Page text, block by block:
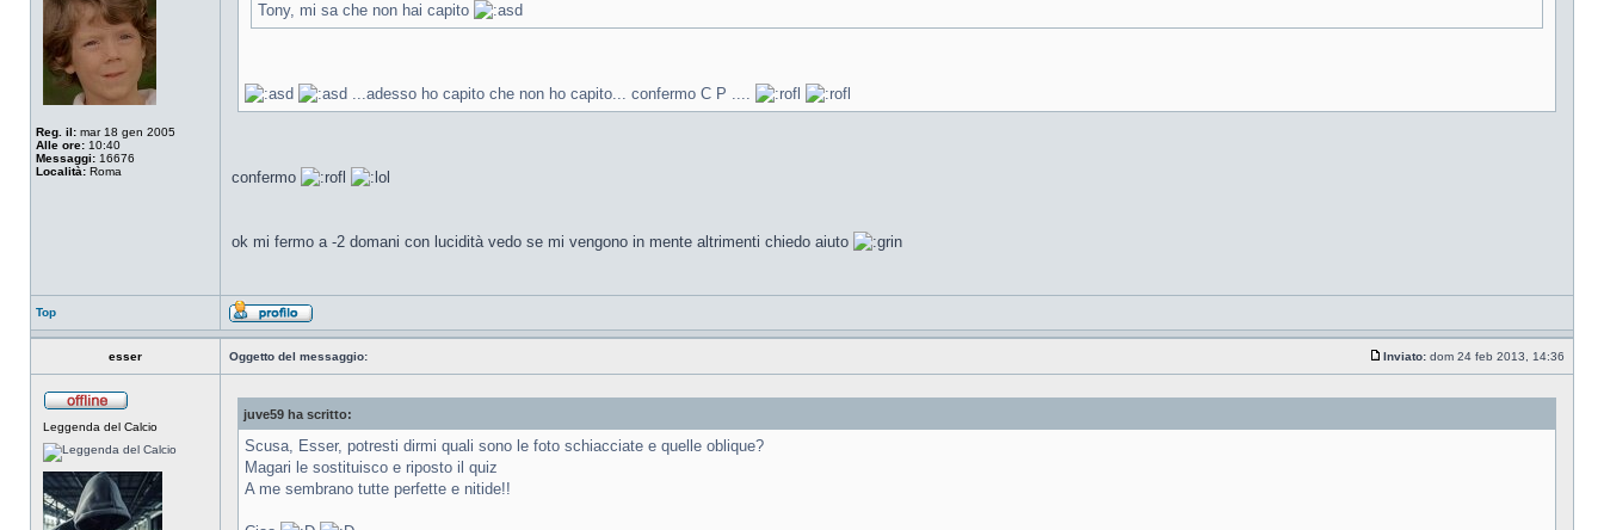
Reg. il: mar 18 gen 2005
Alle ore: 10:40
Messaggi: 16676
Località: Roma
Tony, mi sa che non hai capito
...adesso ho capito che non ho capito... confermo C P ....
confermo
ok mi fermo a -2 domani con lucidità vedo se mi vengono in mente altrimenti chiedo aiuto
Top
esser Oggetto del messaggio: Inviato: dom 24 feb 2013, 14:36
Leggenda del Calcio
juve59 ha scritto:
Scusa, Esser, potresti dirmi quali sono le foto schiacciate e quelle oblique?
Magari le sostituisco e riposto il quiz
A me sembrano tutte perfette e nitide!!